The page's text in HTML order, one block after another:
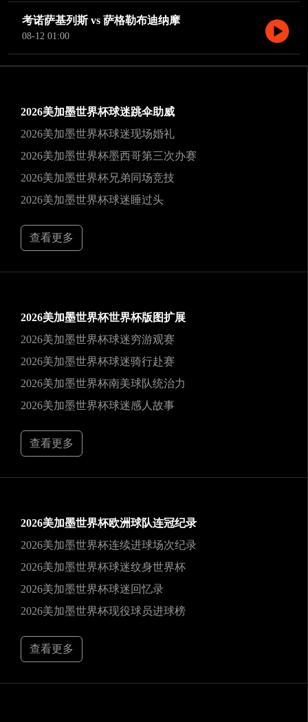
考诺萨基列斯 vs 萨格勒布迪纳摩
08-12 01:00
2026美加墨世界杯球迷跳伞助威
2026美加墨世界杯球迷现场婚礼
2026美加墨世界杯墨西哥第三次办赛
2026美加墨世界杯兄弟同场竞技
2026美加墨世界杯球迷睡过头
查看更多
2026美加墨世界杯世界杯版图扩展
2026美加墨世界杯球迷穷游观赛
2026美加墨世界杯球迷骑行赴赛
2026美加墨世界杯南美球队统治力
2026美加墨世界杯球迷感人故事
查看更多
2026美加墨世界杯欧洲球队连冠纪录
2026美加墨世界杯连续进球场次纪录
2026美加墨世界杯球迷纹身世界杯
2026美加墨世界杯球迷回忆录
2026美加墨世界杯现役球员进球榜
查看更多